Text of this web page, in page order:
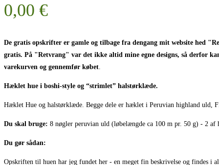
0,00 €
De gratis opskrifter er gamle og tilbage fra dengang mit website hed
gratis. På "Retvrang" var det ikke altid mine egne designs, så derfor
varekurven og gennemfør købet.
Hæklet hue i boshi-style og “strimlet” halstørklæde.
Hæklet Hue og halstørklæde. Begge dele er hæklet i Peruvian highland uld,
Du skal bruge: 8 nøgler peruvian uld (løbelængde ca 100 m pr. 50 g) - 2 af
Du gør sådan:
Opskriften til huen har jeg fundet her - en meget fin beskrivelse og findes i